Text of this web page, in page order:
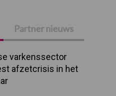
Partner nieuws
varkenssector
afzetcrisis in het